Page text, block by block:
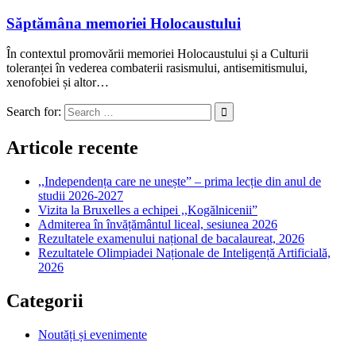
Săptămâna memoriei Holocaustului
În contextul promovării memoriei Holocaustului și a Culturii
toleranței în vederea combaterii rasismului, antisemitismului,
xenofobiei și altor…
Search for:
Articole recente
,,Independența care ne unește” – prima lecție din anul de
studii 2026-2027
Vizita la Bruxelles a echipei ,,Kogălnicenii”
Admiterea în învățământul liceal, sesiunea 2026
Rezultatele examenului național de bacalaureat, 2026
Rezultatele Olimpiadei Naționale de Inteligență Artificială,
2026
Categorii
Noutăți și evenimente